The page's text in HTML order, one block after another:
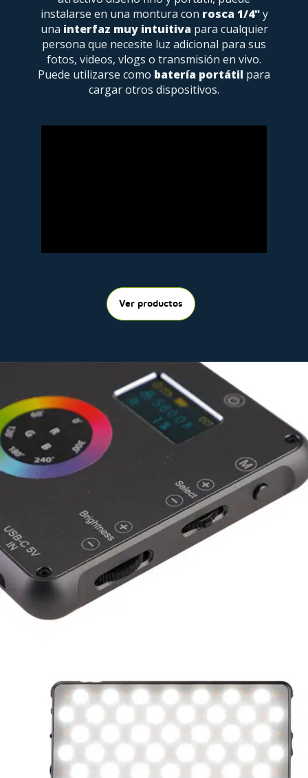
instalarse en una montura con rosca 1/4"y
una interfaz muy intuitivapara cualquier
persona que necesite luz adicional para sus
fotos, videos, vlogs o transmisión en vivo.
Puede utilizarse como batería portátil para
cargar otros dispositivos.
Ver productos